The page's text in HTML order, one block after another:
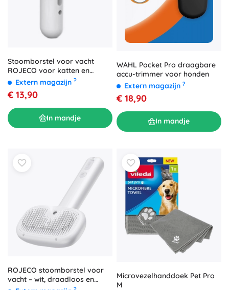
Stoomborstel voor vacht
ROJECO voor katten en
honden – wit
Extern magazijn ?
€ 13,90
In mandje
WAHL Pocket Pro draagbare
accu-trimmer voor honden
Extern magazijn ?
€ 18,90
In mandje
ROJECO stoomborstel voor
vacht – wit, draadloos en
Microvezelhanddoek Pet Pro
M